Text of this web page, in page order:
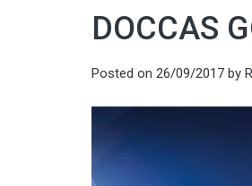
DOCCAS
Posted on 26/09/2017 by